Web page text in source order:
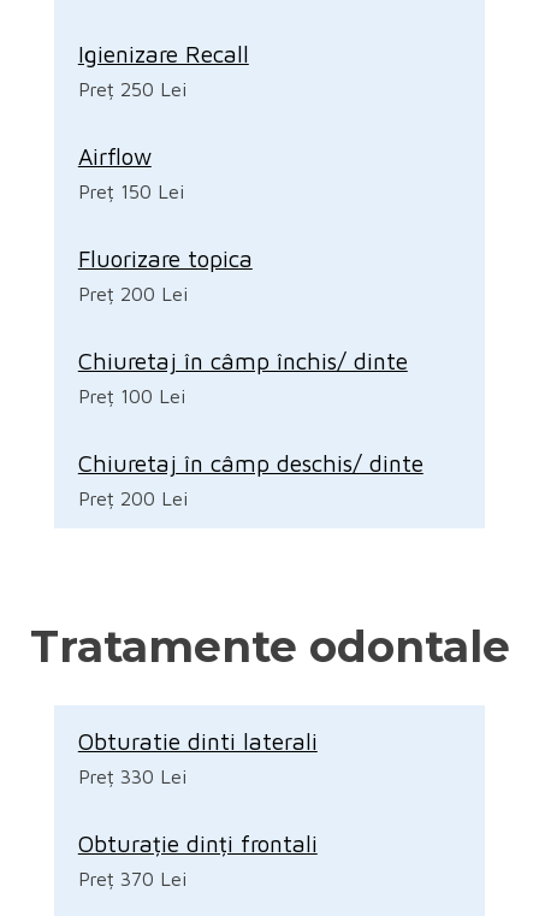
Igienizare Recall
Preț 250 Lei
Airflow
Preț 150 Lei
Fluorizare topica
Preț 200 Lei
Chiuretaj în câmp închis/ dinte
Preț 100 Lei
Chiuretaj în câmp deschis/ dinte
Preț 200 Lei
Tratamente odontale
Obturatie dinti laterali
Preț 330 Lei
Obturație dinți frontali
Preț 370 Lei